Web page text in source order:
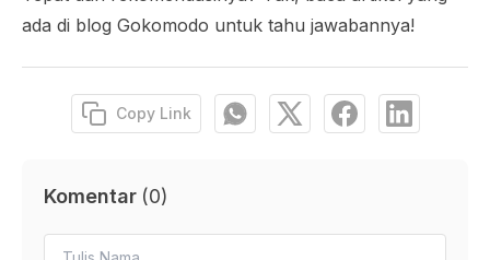
ada di blog Gokomodo untuk tahu jawabannya!
Copy Link
Komentar (0)